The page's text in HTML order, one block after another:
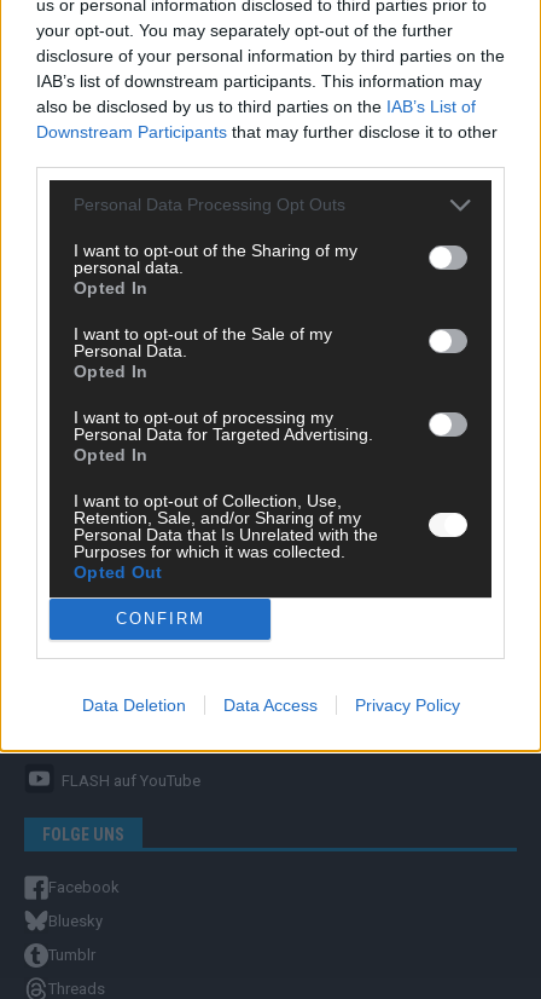
us or personal information disclosed to third parties prior to
your opt-out. You may separately opt-out of the further
disclosure of your personal information by third parties on the
IAB’s list of downstream participants. This information may
also be disclosed by us to third parties on the IAB’s List of
Downstream Participants that may further disclose it to other
Personal Data Processing Opt Outs
I want to opt-out of the Sharing of my
personal data.
Opted In
I want to opt-out of the Sale of my
Personal Data.
Opted In
I want to opt-out of processing my
Personal Data for Targeted Advertising.
Opted In
I want to opt-out of Collection, Use,
Retention, Sale, and/or Sharing of my
Personal Data that Is Unrelated with the
Purposes for which it was collected.
Opted Out
CONFIRM
Data Deletion Data Access Privacy Policy
Nachrichten
Wirtschaft
Ratgeber
Kommentar
Streams & Storys
FLASH – DAS VIDEOPORTAL
ÜBER UNS
Unternehmensporträt
Ehtikrichtlinie & Faktencheck
FLASH auf YouTube
FOLGE UNS
Facebook
Bluesky
Tumblr
Threads